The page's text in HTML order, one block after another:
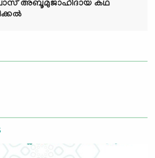
അബൂമുജാഹിദായ കഥ